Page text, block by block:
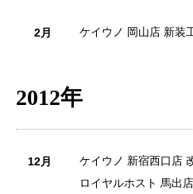
2月 ケイウノ 岡山店 新装
2012年
12月
ケイウノ 新宿西口店
ロイヤルホスト 馬出